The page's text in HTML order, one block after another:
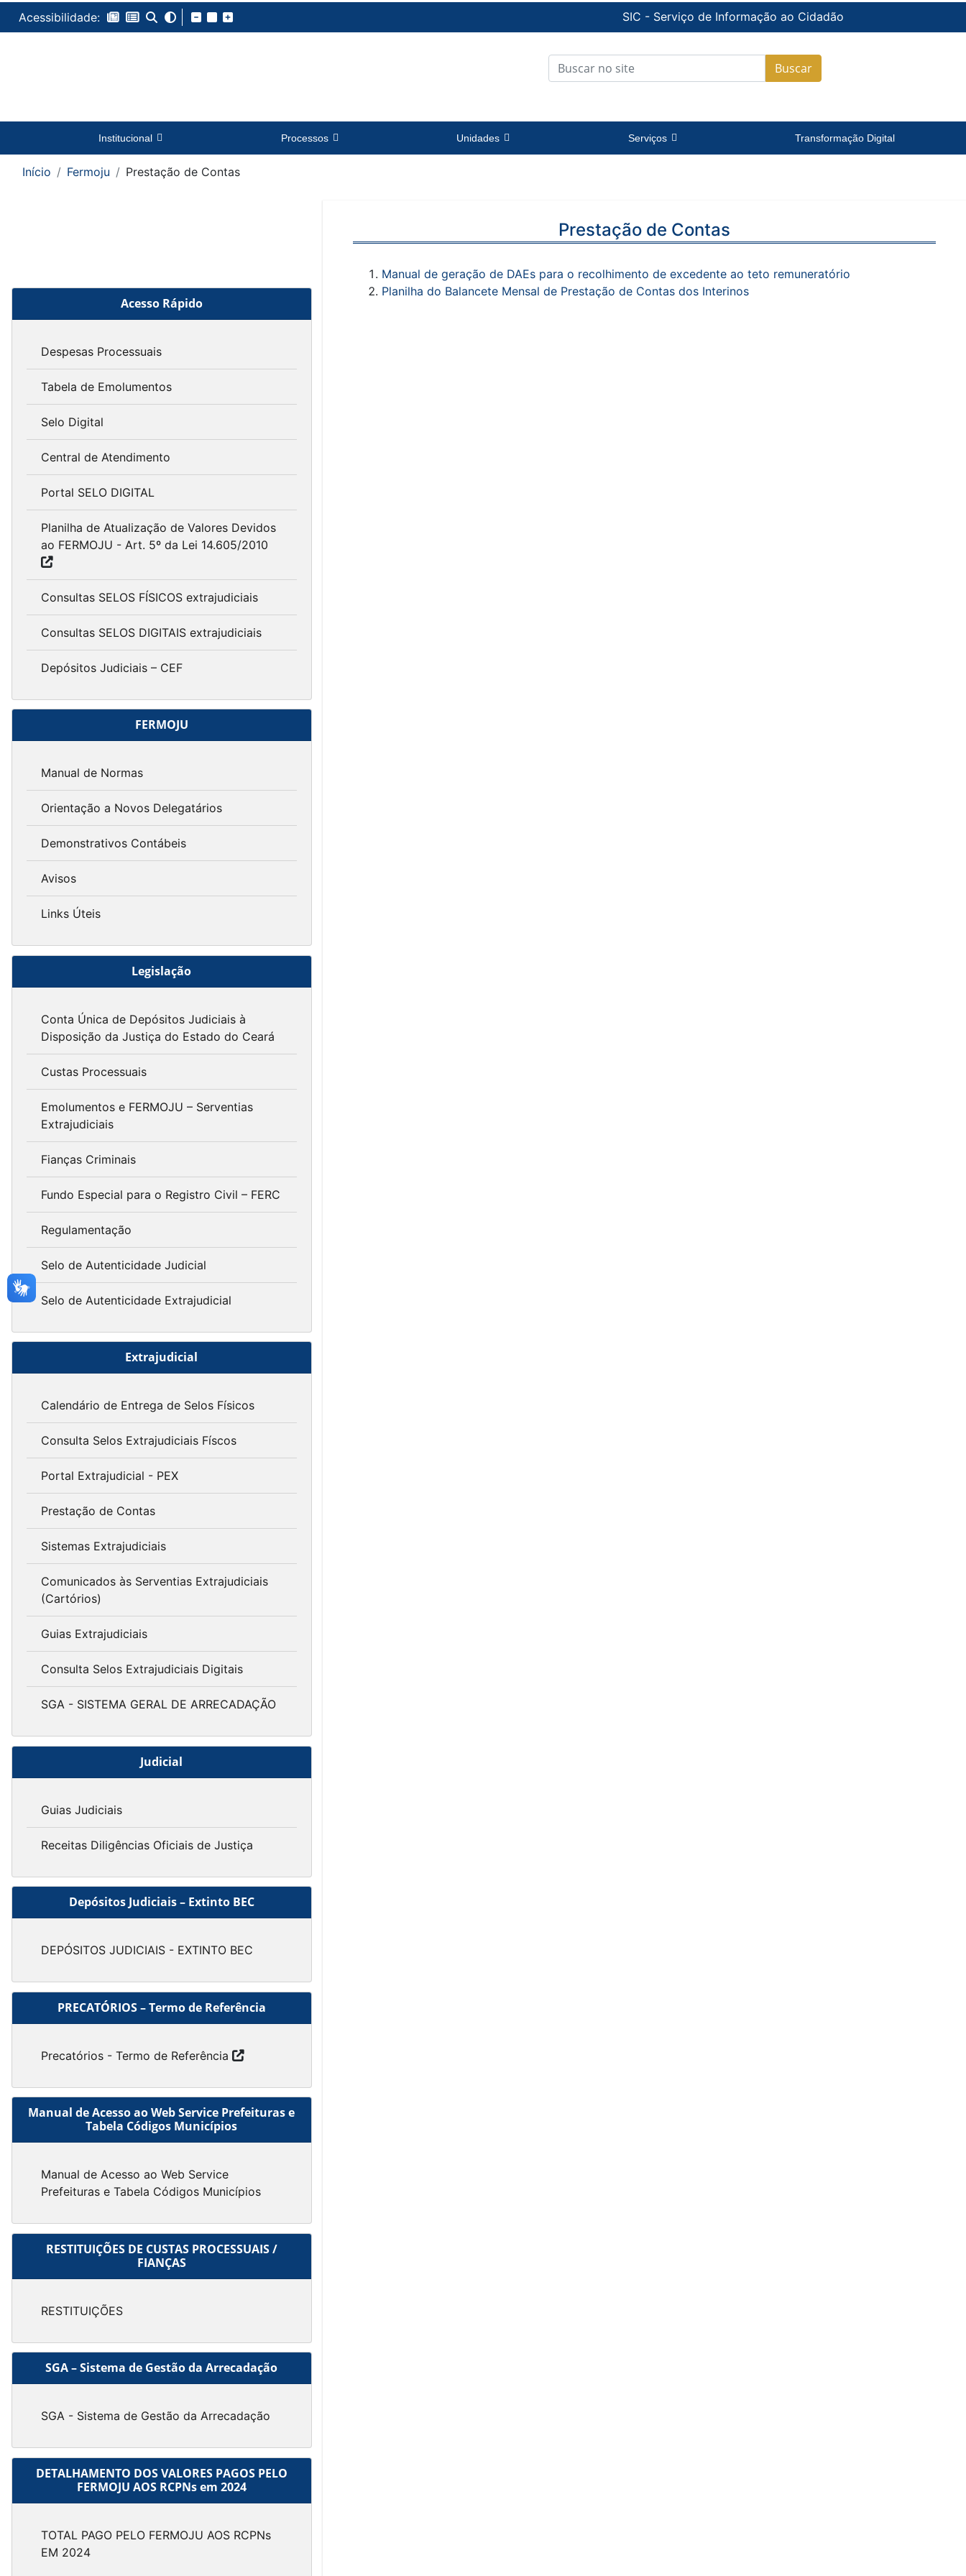
Acessibilidade: SIC - Serviço de Informação ao Cidadão
Buscar
Institucional Processos Unidades Serviços Transformação Digital
Início Fermoju Prestação de Contas
Acesso Rápido
Despesas Processuais
Tabela de Emolumentos
Selo Digital
Central de Atendimento
Portal SELO DIGITAL
Planilha de Atualização de Valores Devidos
ao FERMOJU - Art. 5º da Lei 14.605/2010
Consultas SELOS FÍSICOS extrajudiciais
Consultas SELOS DIGITAIS extrajudiciais
Depósitos Judiciais – CEF
FERMOJU
Manual de Normas
Orientação a Novos Delegatários
Demonstrativos Contábeis
Avisos
Links Úteis
Legislação
Conta Única de Depósitos Judiciais à
Disposição da Justiça do Estado do Ceará
Custas Processuais
Emolumentos e FERMOJU – Serventias
Extrajudiciais
Fianças Criminais
Fundo Especial para o Registro Civil – FERC
Regulamentação
Selo de Autenticidade Judicial
Selo de Autenticidade Extrajudicial
Extrajudicial
Calendário de Entrega de Selos Físicos
Consulta Selos Extrajudiciais Físcos
Portal Extrajudicial - PEX
Prestação de Contas
Sistemas Extrajudiciais
Comunicados às Serventias Extrajudiciais
(Cartórios)
Guias Extrajudiciais
Consulta Selos Extrajudiciais Digitais
SGA - SISTEMA GERAL DE ARRECADAÇÃO
Judicial
Guias Judiciais
Receitas Diligências Oficiais de Justiça
Depósitos Judiciais – Extinto BEC
DEPÓSITOS JUDICIAIS - EXTINTO BEC
PRECATÓRIOS – Termo de Referência
Precatórios - Termo de Referência
Manual de Acesso ao Web Service Prefeituras e
Tabela Códigos Municípios
Manual de Acesso ao Web Service
Prefeituras e Tabela Códigos Municípios
RESTITUIÇÕES DE CUSTAS PROCESSUAIS /
FIANÇAS
RESTITUIÇÕES
SGA – Sistema de Gestão da Arrecadação
SGA - Sistema de Gestão da Arrecadação
DETALHAMENTO DOS VALORES PAGOS PELO
FERMOJU AOS RCPNs em 2024
TOTAL PAGO PELO FERMOJU AOS RCPNs
EM 2024
Prestação de Contas
Manual de geração de DAEs para o recolhimento de excedente ao teto remuneratório
Planilha do Balancete Mensal de Prestação de Contas dos Interinos